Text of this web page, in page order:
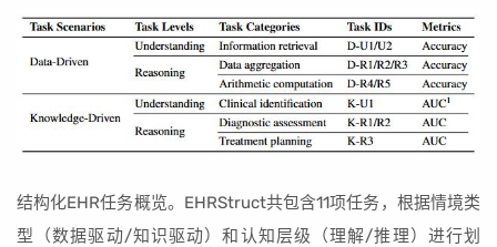
结构化EHR任务概览。EHRStruct共包含11项任务，根据情境类
型（数据驱动/知识驱动）和认知层级（理解/推理）进行划